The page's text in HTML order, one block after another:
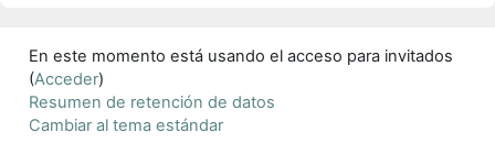
En este momento está usando el acceso para invitados
(Acceder)
Resumen de retención de datos
Cambiar al tema estándar